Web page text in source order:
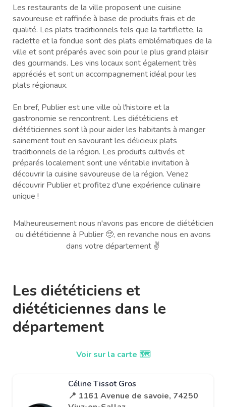
Les restaurants de la ville proposent une cuisine
savoureuse et raffinée à base de produits frais et de
qualité. Les plats traditionnels tels que la tartiflette, la
raclette et la fondue sont des plats emblématiques de la
ville et sont préparés avec soin pour le plus grand plaisir
des gourmands. Les vins locaux sont également très
appréciés et sont un accompagnement idéal pour les
plats régionaux.
En bref, Publier est une ville où l'histoire et la
gastronomie se rencontrent. Les diététiciens et
diététiciennes sont là pour aider les habitants à manger
sainement tout en savourant les délicieux plats
traditionnels de la région. Les produits cultivés et
préparés localement sont une véritable invitation à
découvrir la cuisine savoureuse de la région. Venez
découvrir Publier et profitez d'une expérience culinaire
unique !
Malheureusement nous n'avons pas encore de diététicien
ou diététicienne à Publier 🥺, en revanche nous en avons
dans votre département ✌️
Les diététiciens et
diététiciennes dans le
département
Voir sur la carte 🗺️
Céline Tissot Gros
📍 1161 Avenue de savoie, 74250